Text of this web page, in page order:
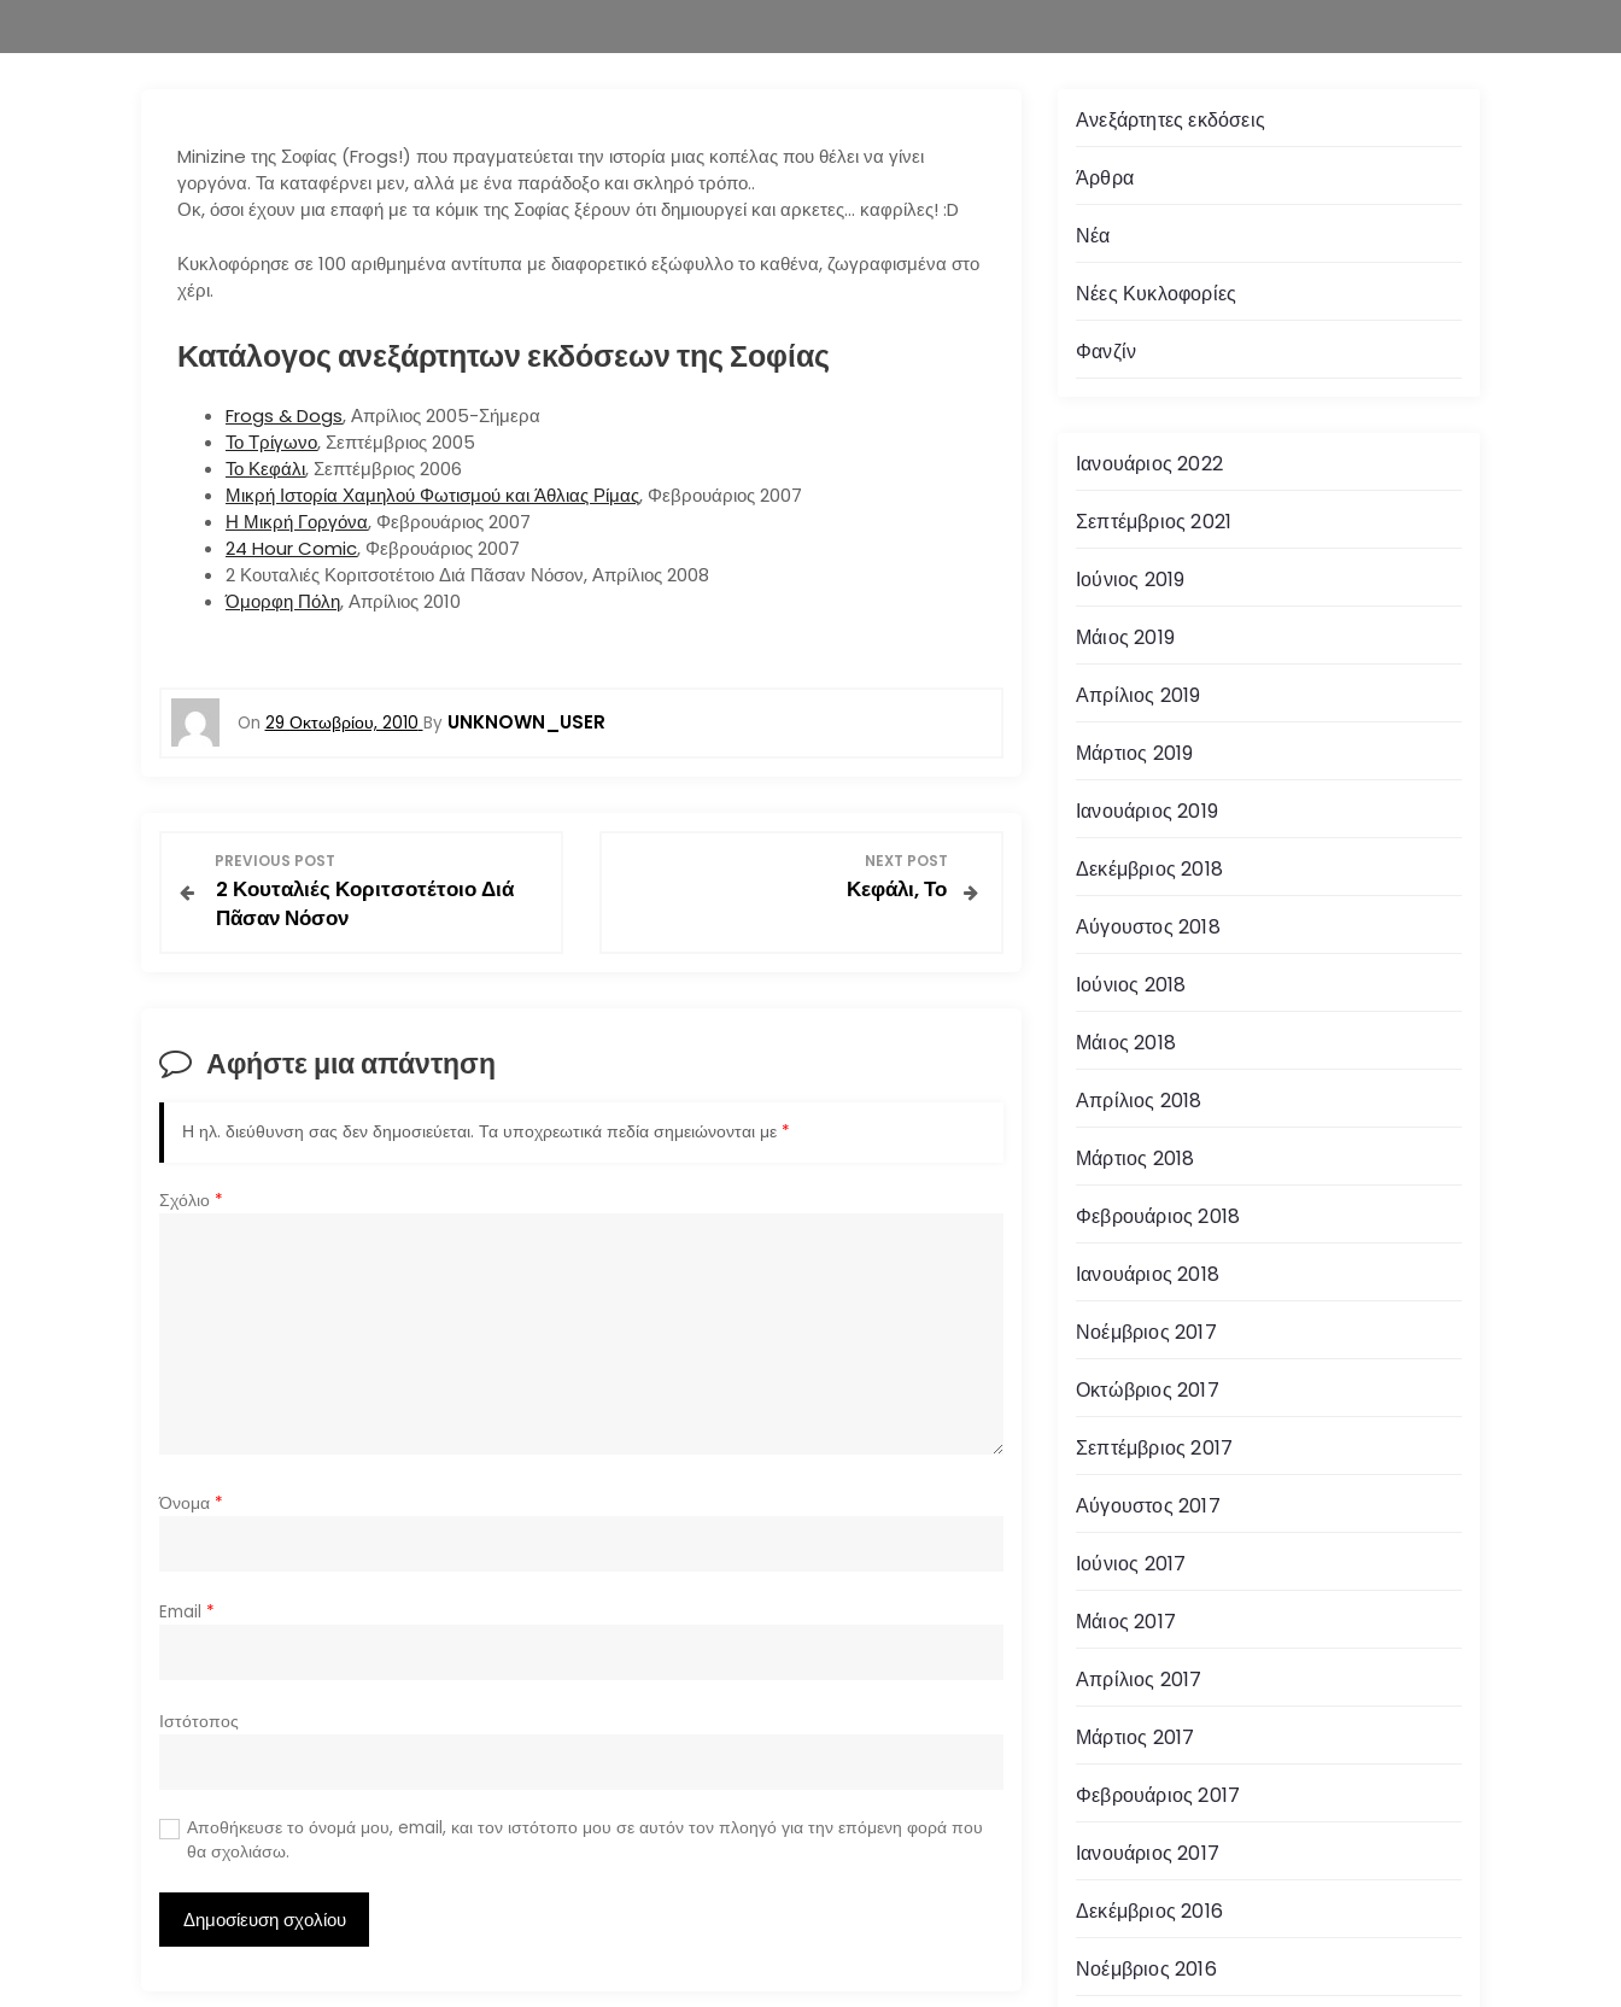
Minizine της Σοφίας (Frogs!) που πραγματεύεται την ιστορία μιας κοπέλας που θέλει να γίνει
γοργόνα. Τα καταφέρνει μεν, αλλά με ένα παράδοξο και σκληρό τρόπο..
Οκ, όσοι έχουν μια επαφή με τα κόμικ της Σοφίας ξέρουν ότι δημιουργεί και αρκετες… καφρίλες! :D
Κυκλοφόρησε σε 100 αριθμημένα αντίτυπα με διαφορετικό εξώφυλλο το καθένα, ζωγραφισμένα στο
χέρι.
Κατάλογος ανεξάρτητων εκδόσεων της Σοφίας
Frogs & Dogs, Απρίλιος 2005-Σήμερα
Το Τρίγωνο, Σεπτέμβριος 2005
Το Κεφάλι, Σεπτέμβριος 2006
Μικρή Ιστορία Χαμηλού Φωτισμού και Άθλιας Ρίμας, Φεβρουάριος 2007
Η Μικρή Γοργόνα, Φεβρουάριος 2007
24 Hour Comic, Φεβρουάριος 2007
2 Κουταλιές Κοριτσοτέτοιο Διά Πᾶσαν Νόσον, Απρίλιος 2008
Όμορφη Πόλη, Απρίλιος 2010
On 29 Οκτωβρίου, 2010 By UNKNOWN_USER
γ
σ
ω
PREVIOUS POST
2 Κουταλιές Κοριτσοτέτοιο Διά
Πᾶσαν Νόσον
NEXT POST
Κεφάλι, Το
Αφήστε μια απάντηση
Η ηλ. διεύθυνση σας δεν δημοσιεύεται. Τα υποχρεωτικά πεδία σημειώνονται με *
Σχόλιο *
Όνομα *
Email *
Ιστότοπος
Αποθήκευσε το όνομά μου, email, και τον ιστότοπο μου σε αυτόν τον πλοηγό για την επόμενη φορά που
θα σχολιάσω.
Ανεξάρτητες εκδόσεις
Άρθρα
Νέα
Νέες Κυκλοφορίες
Φανζίν
Ιανουάριος 2022
Σεπτέμβριος 2021
Ιούνιος 2019
Μάιος 2019
Απρίλιος 2019
Μάρτιος 2019
Ιανουάριος 2019
Δεκέμβριος 2018
Αύγουστος 2018
Ιούνιος 2018
Μάιος 2018
Απρίλιος 2018
Μάρτιος 2018
Φεβρουάριος 2018
Ιανουάριος 2018
Νοέμβριος 2017
Οκτώβριος 2017
Σεπτέμβριος 2017
Αύγουστος 2017
Ιούνιος 2017
Μάιος 2017
Απρίλιος 2017
Μάρτιος 2017
Φεβρουάριος 2017
Ιανουάριος 2017
Δεκέμβριος 2016
Νοέμβριος 2016